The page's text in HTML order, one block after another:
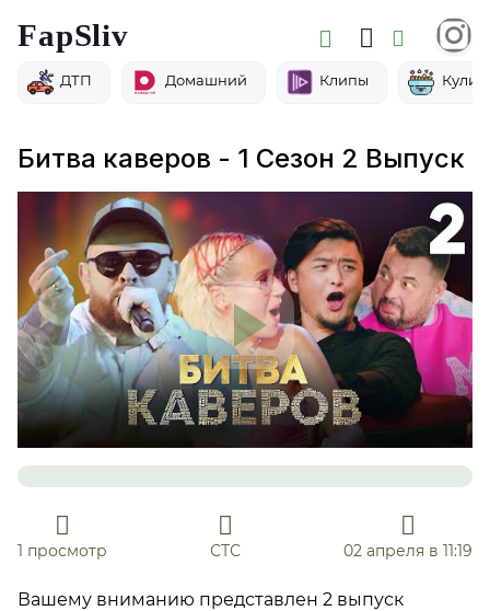
FapSliv
ДТП Домашний Клипы
Битва каверов - 1 Сезон 2 Выпуск
1 просмотр СТС 02 апреля в 11:19
Вашему вниманию представлен 2 выпуск